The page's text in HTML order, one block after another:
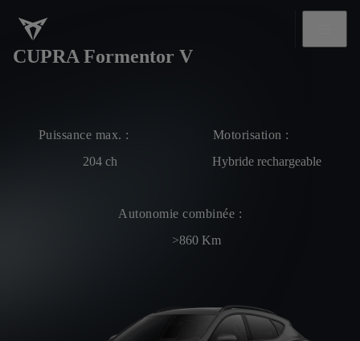
CUPRA Formentor V
Puissance max. :
204 ch
Motorisation :
Hybride rechargeable
Autonomie combinée :
>860 Km